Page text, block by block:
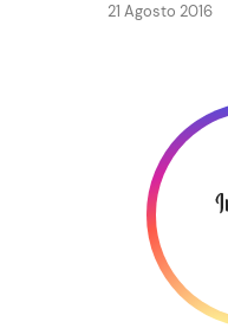
21 Agosto 2016